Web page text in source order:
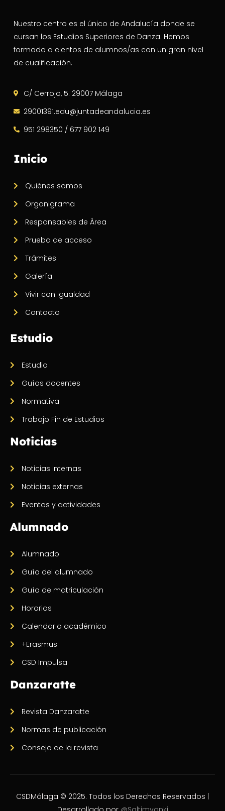
Nuestro centro es el único de Andalucía donde se
cursan los Estudios Superiores de Danza. Hemos
formado a cientos de alumnos/as con un gran nivel
de cualificación.
C/ Cerrojo, 5. 29007 Málaga
29001391.edu@juntadeandalucia.es
951 298350 / 677 902 149
Inicio
Quiénes somos
Organigrama
Responsables de Área
Prueba de acceso
Trámites
Galería
Vivir con igualdad
Contacto
Estudio
Estudio
Guías docentes
Normativa
Trabajo Fin de Estudios
Noticias
Noticias internas
Noticias externas
Eventos y actividades
Alumnado
Alumnado
Guía del alumnado
Guía de matriculación
Horarios
Calendario académico
+Erasmus
CSD Impulsa
Danzaratte
Revista Danzaratte
Normas de publicación
Consejo de la revista
CSDMálaga © 2025. Todos los Derechos Reservados |